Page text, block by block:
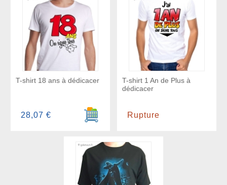
T-shirt 18 ans à dédicacer
Ajouter au panier
28,07 €
T-shirt 1 An de Plus à
dédicacer
Rupture